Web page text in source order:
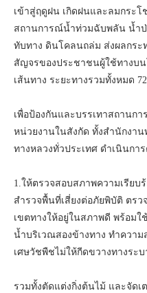
เข้าสู่ฤดูฝน เกิดฝนและลมกระ
สถานการณ์น้ำท่วมฉับพลัน น้ำป่
ทับทาง ดินโคลนถล่ม ส่งผลกร
สัญจรของประชาชนผู้ใช้ทางบน
เส้นทาง ระยะทางรวมทั้งหมด
เพื่อป้องกันและบรรเทาสถานก
หน่วยงานในสังกัด ทั้งสำนักงา
ทางหลวงทั่วประเทศ ดำเนินกา
1.ให้ตรวจสอบสภาพความเรียบ
สำรวจพื้นที่เสี่ยงต่อภัยพิบัติ ตร
เขตทางให้อยู่ในสภาพดี พร้อม
น้ำบริเวณสองข้างทาง ทำควา
เศษวัชพืชไม่ให้กีดขวางทางระบ
รวมทั้งตัดแต่งกิ่งต้นไม้ และจัดเ